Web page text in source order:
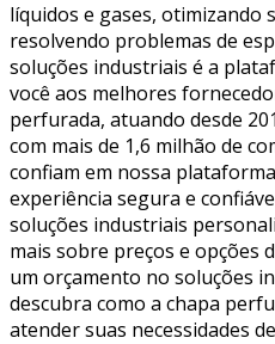
líquidos e gases, otimizando
resolvendo problemas de
soluções industriais é a
você aos melhores
perfurada, atuando desde
com mais de 1,6 milhão de
confiam em nossa
experiência segura e
soluções industriais
mais sobre preços e opções
um orçamento no soluções
descubra como a chapa
atender suas necessidades